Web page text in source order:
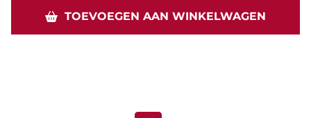
TOEVOEGEN AAN WINKELWAGEN